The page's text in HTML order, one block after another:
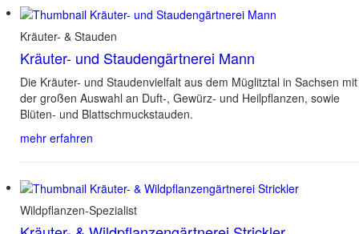
Kräuter- & Stauden
Kräuter- und Staudengärtnerei Mann
Die Kräuter- und Staudenvielfalt aus dem Müglitztal in Sachsen mit
der großen Auswahl an Duft-, Gewürz- und Heilpflanzen, sowie
Blüten- und Blattschmuckstauden.
mehr erfahren
Wildpflanzen-Spezialist